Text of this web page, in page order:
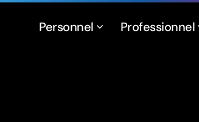
Personnel Professionnel